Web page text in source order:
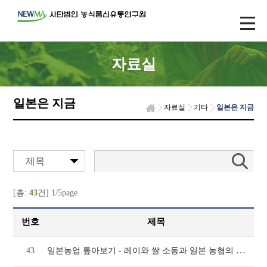
자료실
일본은 지금 자료실 기타 일본은 지금
제목
[총:43건] 1/5page
번호 제목
43 일본농업 톺아보기 - 레이와 쌀 소동과 일본 농협의 쌀사업(1095호)